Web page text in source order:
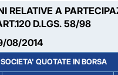
RELATIVE A
D.LGS. 58/98
08/2014
QUOTATE IN BORSA